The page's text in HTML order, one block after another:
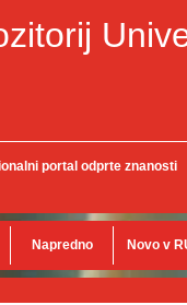
portal odprte znanosti
Napredno Novo v